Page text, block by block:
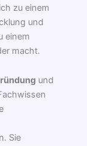
zu einem
und
einem
macht.
und
Sie